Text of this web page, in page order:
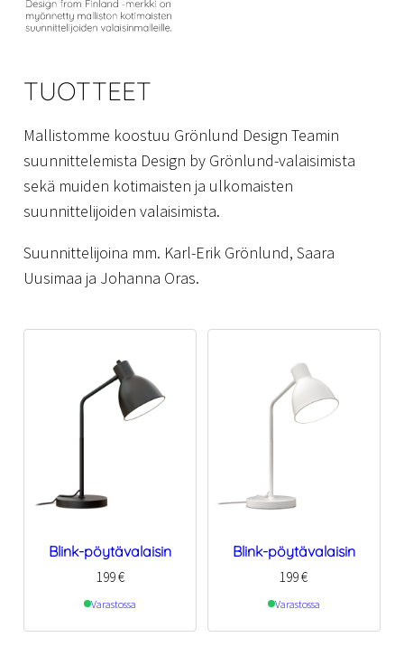
TUOTTEET
Mallistomme koostuu Grönlund Design Teamin
suunnittelemista Design by Grönlund-valaisimista
sekä muiden kotimaisten ja ulkomaisten
suunnittelijoiden valaisimista.
Suunnittelijoina mm. Karl-Erik Grönlund, Saara
Uusimaa ja Johanna Oras.
Blink-pöytävalaisin
199€
Varastossa
Blink-pöytävalaisin
199€
Varastossa